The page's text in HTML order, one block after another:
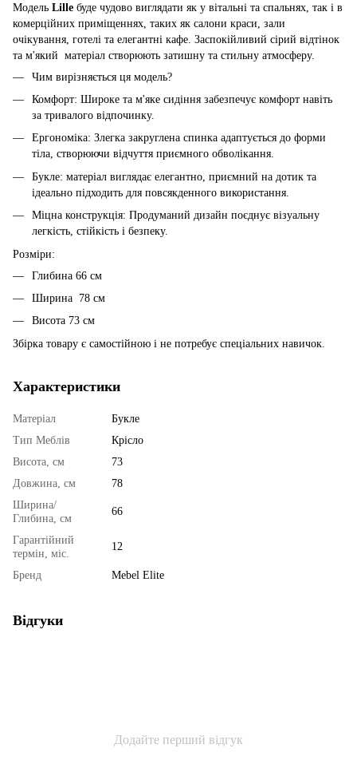
Модель Lille буде чудово виглядати як у вітальні та спальнях, так і в
комерційних приміщеннях, таких як салони краси, зали
очікування, готелі та елегантні кафе. Заспокійливий сірий відтінок
та м'який матеріал створюють затишну та стильну атмосферу.
Чим вирізняється ця модель?
Комфорт: Широке та м'яке сидіння забезпечує комфорт навіть
за тривалого відпочинку.
Ергономіка: Злегка закруглена спинка адаптується до форми
тіла, створюючи відчуття приємного обволікання.
Букле: матеріал виглядає елегантно, приємний на дотик та
ідеально підходить для повсякденного використання.
Міцна конструкція: Продуманий дизайн поєднує візуальну
легкість, стійкість і безпеку.
Розміри:
Глибина 66 см
Ширина 78 см
Висота 73 см
Збірка товару є самостійною і не потребує спеціальних навичок.
Характеристики
Матеріал
Букле
Тип Меблів
Крісло
Висота, см
73
Довжина, см
78
Ширина/
Глибина, см
66
Гарантійний
термін, міс.
12
Бренд Mebel Elite
Відгуки
Додайте перший відгук